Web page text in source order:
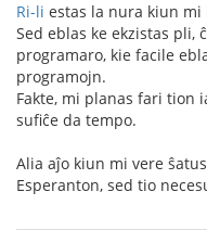
Ri-li estas la nura kiun mi
Sed eblas ke ekzistas pli,
programaro, kie facile
programojn.
Fakte, mi planas fari tion
sufiĉe da tempo.
Alia aĵo kiun mi vere
Esperanton, sed tio